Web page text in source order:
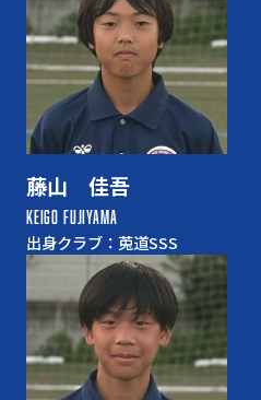
藤山 佳吾
KEIGO FUJIYAMA
出身クラブ：莵道SSS